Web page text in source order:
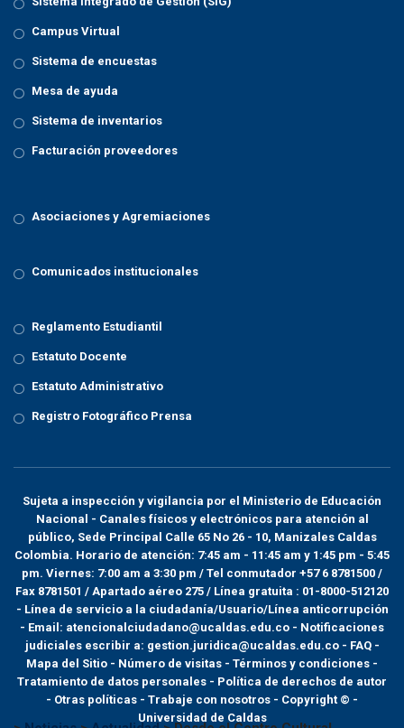
Campus Virtual
Sistema de encuestas
Mesa de ayuda
Sistema de inventarios
Facturación proveedores
Asociaciones y Agremiaciones
Comunicados institucionales
Reglamento Estudiantil
Estatuto Docente
Estatuto Administrativo
Registro Fotográfico Prensa
Sujeta a inspección y vigilancia por el Ministerio de Educación
Nacional - Canales físicos y electrónicos para atención al
público, Sede Principal Calle 65 No 26 - 10, Manizales Caldas
Colombia. Horario de atención: 7:45 am - 11:45 am y 1:45 pm - 5:45
pm. Viernes: 7:00 am a 3:30 pm / Tel conmutador +57 6 8781500 /
Fax 8781501 / Apartado aéreo 275 / Línea gratuita : 01-8000-512120
- Línea de servicio a la ciudadanía/Usuario/Línea anticorrupción
- Email: atencionalciudadano@ucaldas.edu.co - Notificaciones
judiciales escribir a: gestion.juridica@ucaldas.edu.co - FAQ -
Mapa del Sitio - Número de visitas - Términos y condiciones -
Tratamiento de datos personales - Política de derechos de autor
- Otras políticas - Trabaje con nosotros - Copyright © -
Universidad de Caldas